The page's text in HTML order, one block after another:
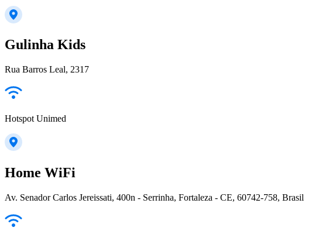
Gulinha Kids
Rua Barros Leal, 2317
Hotspot Unimed
Home WiFi
Av. Senador Carlos Jereissati, 400n - Serrinha, Fortaleza - CE, 60742-758, Brasil